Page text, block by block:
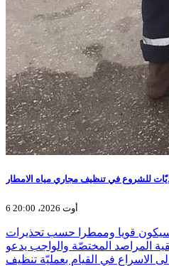
للشروع في تنظيف مجاري مياه الامطار
6 أوت 2026، 20:00
قويا وممطرا حسب تحذيرات
المراصد المختصّة والواجب يدعو